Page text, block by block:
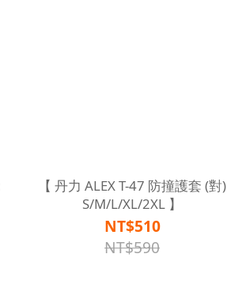
【 丹力 ALEX T-47 防撞護套 (對)
S/M/L/XL/2XL 】
NT$510
NT$590